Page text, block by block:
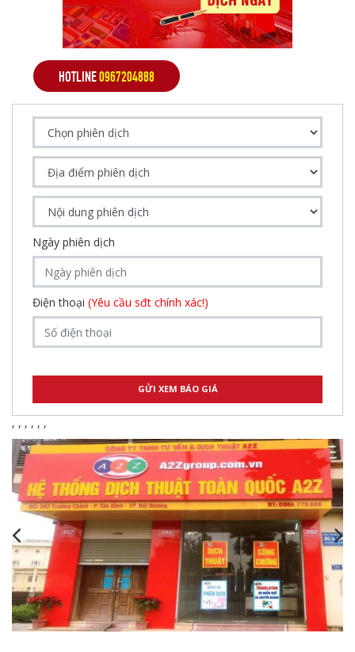
HOTLINE0967204888
Ngày phiên dịch
Điện thoại (Yêu cầu sđt chính xác!)
, , , , , ,